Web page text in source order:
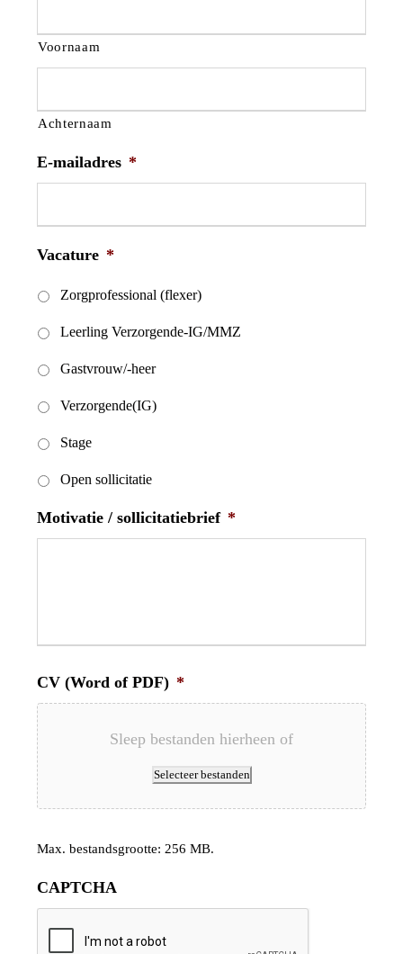
Voornaam
Achternaam
E-mailadres *
Vacature *
Zorgprofessional (flexer)
Leerling Verzorgende-IG/MMZ
Gastvrouw/-heer
Verzorgende(IG)
Stage
Open sollicitatie
Motivatie / sollicitatiebrief *
CV (Word of PDF) *
Sleep bestanden hierheen of
Selecteer bestanden
Max. bestandsgrootte: 256 MB.
CAPTCHA